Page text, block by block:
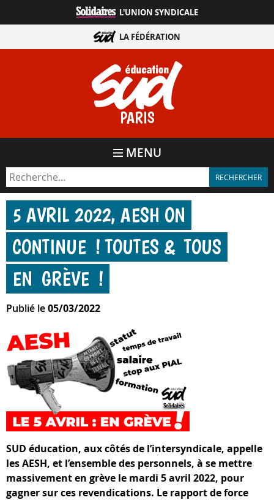
directement
contenu
PARIS
L'UNION SYNDICALE
LA FÉDÉRATION
MENU
5 AVRIL 2022, AESH ON
CONTINUE ! TOUTES & TOUS
EN GRÈVE !
Publié le05/03/2022
SUD éducation, aux côtés de l’intersyndicale, appelle
les AESH, et l’ensemble des personnels, à se mettre
massivement en grève le mardi 5 avril 2022, pour
gagner sur ces revendications. Le rapport de force